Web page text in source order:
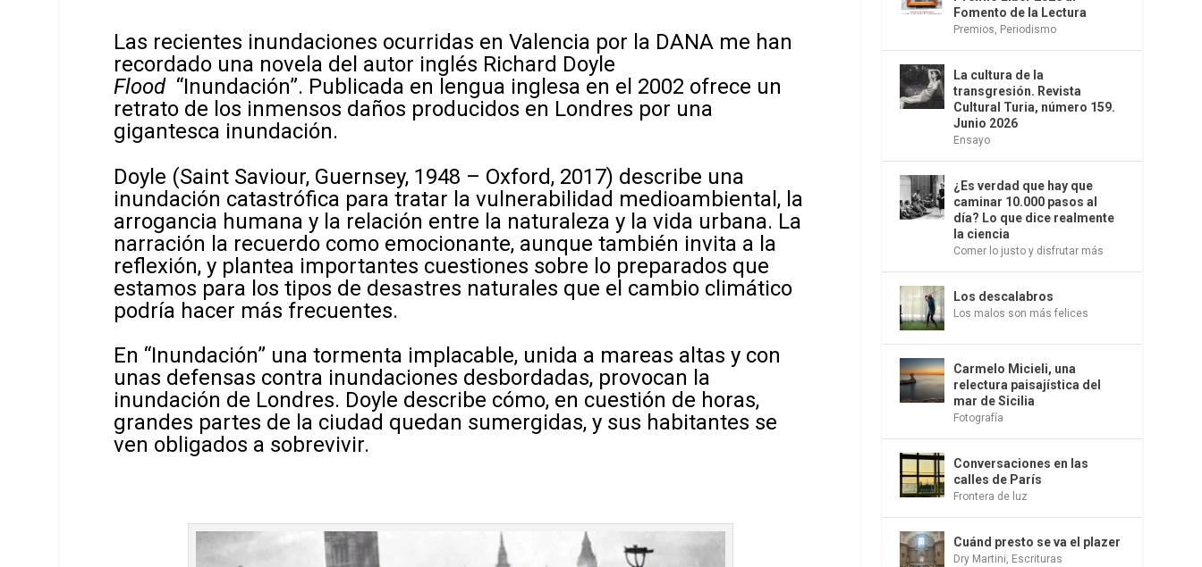
Las recientes inundaciones ocurridas en Valencia por la DANA me han
recordado una novela del autor inglés Richard Doyle
Flood“Inundación”. Publicada en lengua inglesa en el 2002 ofrece un
retrato de los inmensos daños producidos en Londres por una
gigantesca inundación.
Doyle (Saint Saviour, Guernsey, 1948 – Oxford, 2017) describe una
inundación catastrófica para tratar la vulnerabilidad medioambiental, la
arrogancia humana y la relación entre la naturaleza y la vida urbana. La
narración la recuerdo como emocionante, aunque también invita a la
reflexión, y plantea importantes cuestiones sobre lo preparados que
estamos para los tipos de desastres naturales que el cambio climático
podría hacer más frecuentes.
En “Inundación” una tormenta implacable, unida a mareas altas y con
unas defensas contra inundaciones desbordadas, provocan la
inundación de Londres. Doyle describe cómo, en cuestión de horas,
grandes partes de la ciudad quedan sumergidas, y sus habitantes se
ven obligados a sobrevivir.
Fomento de la Lectura
Premios, Periodismo
La cultura de la
transgresión. Revista
Cultural Turia, número 159.
Junio 2026
Ensayo
¿Es verdad que hay que
caminar 10.000 pasos al
día? Lo que dice realmente
la ciencia
Comer lo justo y disfrutar más
Los descalabros
Los malos son más felices
Carmelo Micieli, una
relectura paisajística del
mar de Sicilia
Fotografía
Conversaciones en las
calles de París
Frontera de luz
Cuánd presto se va el plazer
Dry Martini, Escrituras